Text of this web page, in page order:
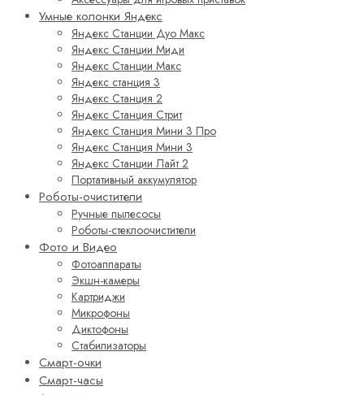
Умные колонки Яндекс
Яндекс Станции Дуо Макс
Яндекс Станции Миди
Яндекс Станции Макс
Яндекс станция 3
Яндекс Станция 2
Яндекс Станция Стрит
Яндекс Станция Мини 3 Про
Яндекс Станция Мини 3
Яндекс Станции Лайт 2
Портативный аккумулятор
Роботы-очистители
Ручные пылесосы
Роботы-стеклоочистители
Фото и Видео
Фотоаппараты
Экшн-камеры
Картриджи
Микрофоны
Диктофоны
Стабилизаторы
Смарт-очки
Смарт-часы